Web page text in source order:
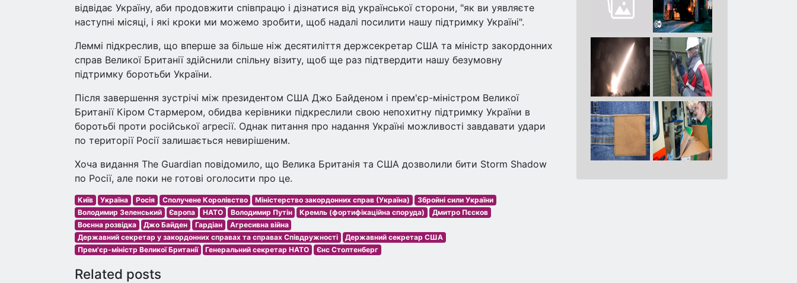
відвідає Україну, аби продовжити співпрацю і дізнатися від української сторони, "як ви уявляєте
наступні місяці, і які кроки ми можемо зробити, щоб надалі посилити нашу підтримку Україні".
Леммі підкреслив, що вперше за більше ніж десятиліття держсекретар США та міністр закордонних
справ Великої Британії здійснили спільну візиту, щоб ще раз підтвердити нашу безумовну
підтримку боротьби України.
Після завершення зустрічі між президентом США Джо Байденом і прем'єр-міністром Великої
Британії Кіром Стармером, обидва керівники підкреслили свою непохитну підтримку України в
боротьбі проти російської агресії. Однак питання про надання Україні можливості завдавати удари
по території Росії залишається невирішеним.
Хоча видання The Guardian повідомило, що Велика Британія та США дозволили бити Storm Shadow
по Росії, але поки не готові оголосити про це.
Київ Україна Росія Сполучене Королівство Міністерство закордонних справ (Україна)
Збройні сили України
Володимир Зеленський
Європа НАТО Володимир Путін Кремль (фортифікаційна споруда)
Дмитро Пєсков
Воєнна розвідка
Джо Байден Гардіан
Агресивна війна
Державний секретар у закордонних справах та справах Співдружності
Державний секретар США
Прем'єр-міністр Великої Британії
Генеральний секретар НАТО Єнс Столтенберг
Related posts